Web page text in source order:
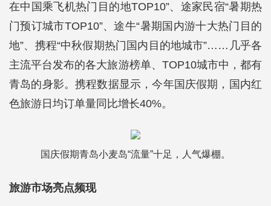
在中国乘飞机热门目的地TOP10”、途家民宿“暑期热
门预订城市TOP10”、途牛“暑期国内游十大热门目的
地”、携程“中秋假期热门国内目的地城市”……几乎各
主流平台发布的各大旅游榜单、TOP10城市中，都有
青岛的身影。携程数据显示，今年国庆假期，国内红
色旅游日均订单量同比增长40%。
国庆假期青岛小麦岛“流量”十足，人气爆棚。
旅游市场亮点频现